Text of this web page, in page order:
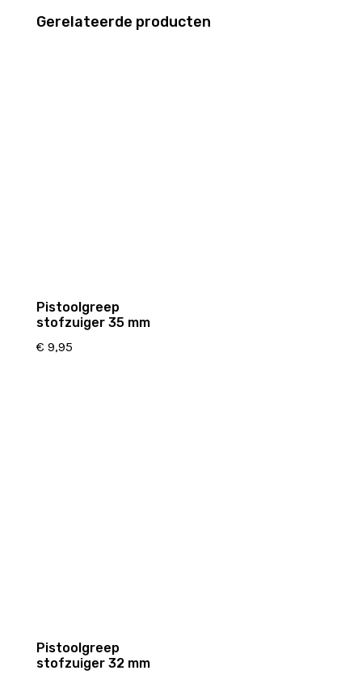
Gerelateerde producten
Pistoolgreep
stofzuiger 35 mm
€ 9,95
Pistoolgreep
stofzuiger 32 mm